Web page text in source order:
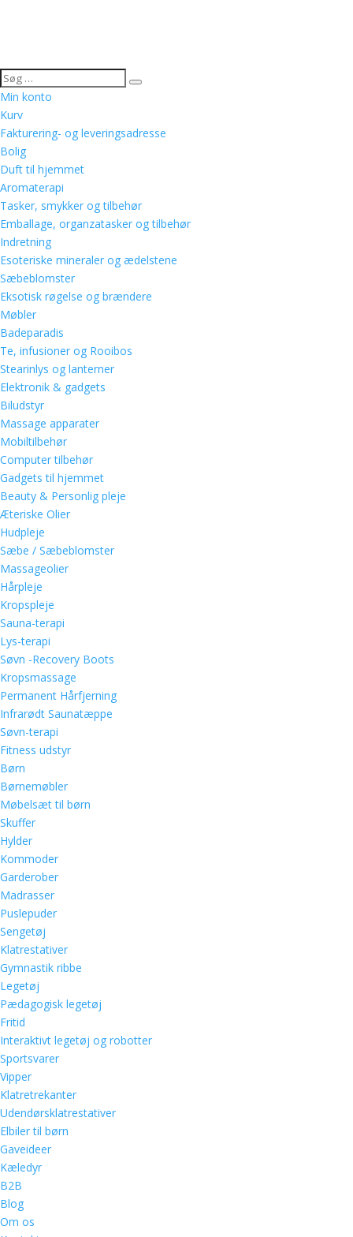
Min konto
Kurv
Fakturering- og leveringsadresse
Bolig
Duft til hjemmet
Aromaterapi
Tasker, smykker og tilbehør
Emballage, organzatasker og tilbehør
Indretning
Esoteriske mineraler og ædelstene
Sæbeblomster
Eksotisk røgelse og brændere
Møbler
Badeparadis
Te, infusioner og Rooibos
Stearinlys og lanterner
Elektronik & gadgets
Biludstyr
Massage apparater
Mobiltilbehør
Computer tilbehør
Gadgets til hjemmet
Beauty & Personlig pleje
Æteriske Olier
Hudpleje
Sæbe / Sæbeblomster
Massageolier
Hårpleje
Kropspleje
Sauna-terapi
Lys-terapi
Søvn -Recovery Boots
Kropsmassage
Permanent Hårfjerning
Infrarødt Saunatæppe
Søvn-terapi
Fitness udstyr
Børn
Børnemøbler
Møbelsæt til børn
Skuffer
Hylder
Kommoder
Garderober
Madrasser
Puslepuder
Sengetøj
Klatrestativer
Gymnastik ribbe
Legetøj
Pædagogisk legetøj
Fritid
Interaktivt legetøj og robotter
Sportsvarer
Vipper
Klatretrekanter
Udendørsklatrestativer
Elbiler til børn
Gaveideer
Kæledyr
B2B
Blog
Om os